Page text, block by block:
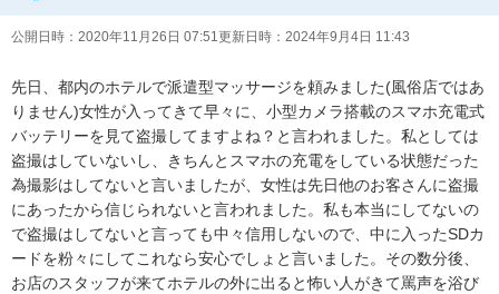
公開日時： 2020年11月26日 07:51更新日時： 2024年9月4日 11:43
先日、都内のホテルで派遣型マッサージを頼みました(風俗店ではあ
りません)女性が入ってきて早々に、小型カメラ搭載のスマホ充電式
バッテリーを見て盗撮してますよね？と言われました。私としては
盗撮はしていないし、きちんとスマホの充電をしている状態だった
為撮影はしてないと言いましたが、女性は先日他のお客さんに盗撮
にあったから信じられないと言われました。私も本当にしてないの
で盗撮はしてないと言っても中々信用しないので、中に入ったSDカ
ードを粉々にしてこれなら安心でしょと言いました。その数分後、
お店のスタッフが来てホテルの外に出ると怖い人がきて罵声を浴び